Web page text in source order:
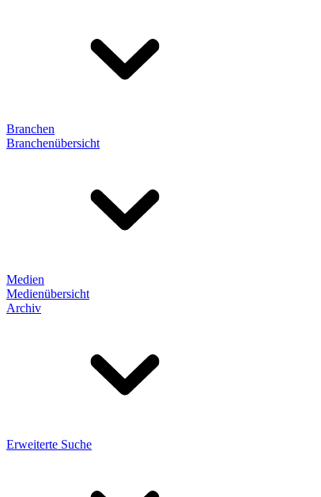
Branchen
Branchenübersicht
Medien
Medienübersicht
Archiv
Erweiterte Suche